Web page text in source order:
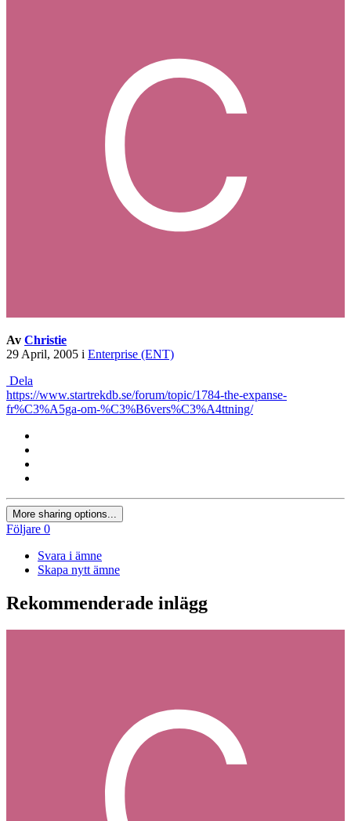
Av Christie
29 April, 2005 i Enterprise (ENT)
Dela
https://www.startrekdb.se/forum/topic/1784-the-expanse-
fr%C3%A5ga-om-%C3%B6vers%C3%A4ttning/
More sharing options...
Följare 0
Svara i ämne
Skapa nytt ämne
Rekommenderade inlägg